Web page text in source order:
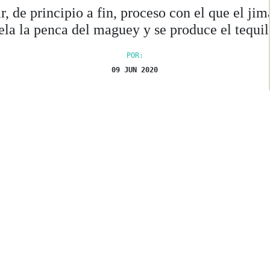
de principio a fin, proceso con el que el
la penca del maguey y se produce el
POR:
09 JUN 2020